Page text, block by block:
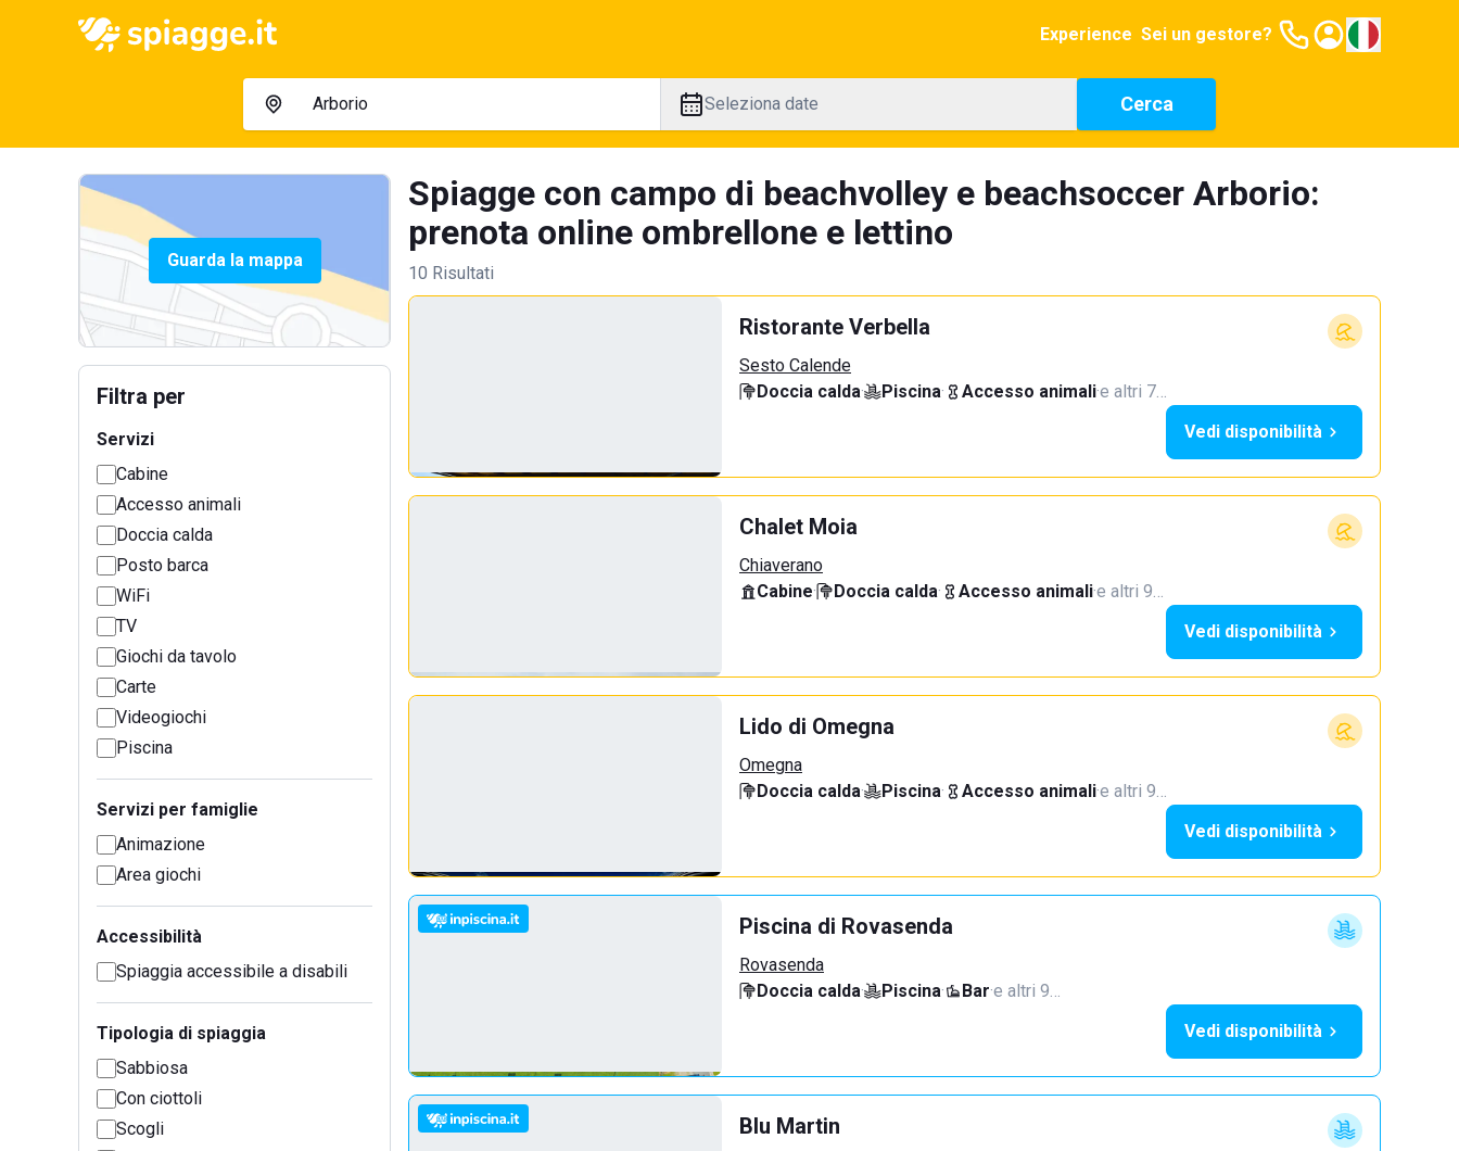
Experience Sei un gestore?
Seleziona date Cerca
Guarda la mappa
Filtra per
Servizi
Cabine
Accesso animali
Doccia calda
Posto barca
WiFi
TV
Giochi da tavolo
Carte
Videogiochi
Piscina
Servizi per famiglie
Animazione
Area giochi
Accessibilità
Spiaggia accessibile a disabili
Tipologia di spiaggia
Sabbiosa
Con ciottoli
Scogli
Spiagge con campo di beachvolley e beachsoccer Arborio:
prenota online ombrellone e lettino
10 Risultati
Ristorante Verbella
Sesto Calende
Doccia calda· Piscina· Accesso animali·e altri 7…
Vedi disponibilità
Chalet Moia
Chiaverano
Cabine· Doccia calda· Accesso animali·e altri 9…
Vedi disponibilità
Lido di Omegna
Omegna
Doccia calda· Piscina· Accesso animali·e altri 9…
Vedi disponibilità
Piscina di Rovasenda
Rovasenda
Doccia calda· Piscina· Bar·e altri 9…
Vedi disponibilità
Blu Martin